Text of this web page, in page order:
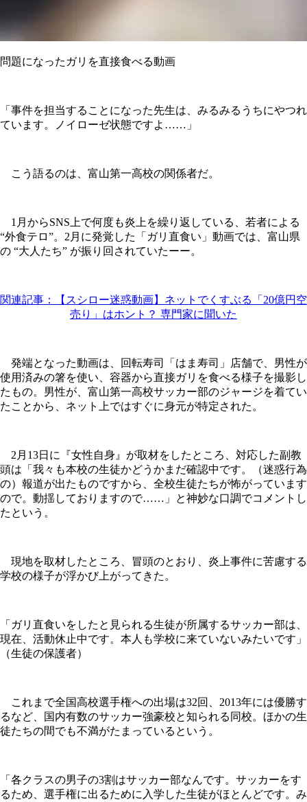
問題になったガリを直接食べる動画
「事件を担当することになった先生は、みるみるうちにやつれ
ています。ノイローゼ状態ですよ……」
こう語るのは、富山第一高校の関係者だ。
1月からSNS上で何度も炎上を繰り返している、若者による
“外食テロ”。2月に発覚した「ガリ直食い」動画では、富山県
の “大人たち” が振り回されていたーー。
関連記事：【スシロー迷惑動画】ネットでくすぶる「20億円空
売り」はホント？ 専門家に聞いた
発端となった動画は、回転寿司「はま寿司」店舗で、男性が
使用済みの箸を使い、容器から直接ガリを食べる様子を撮影し
たもの。男性が、富山第一高校サッカー部のジャージを着てい
たことから、ネット上ではすぐに身元が特定された。
2月13日に『女性自身』が取材をしたところ、対応した副教
頭は「我々も本校の生徒かどうかまだ確認中です。（迷惑行為
の）報道が出たものですから、全校生徒たちが怖がっています
ので。動揺しておりますので……」と神妙な口調でコメントし
たという。
現地を取材したところ、冒頭のとおり、炎上事件に苦慮する
学校の様子が浮かび上がってきた。
「ガリ直食いをしたと見られる生徒が所属するサッカー部は、
現在、活動休止中です。本人も学校に来ていないみたいです」
（生徒の保護者）
これまで全国高校選手権への出場は32回、2013年には優勝す
るなど、国内有数のサッカー強豪校と知られる同校。ほかの生
徒たちの間でも不満がたまっているという。
「各クラスの男子の3割はサッカー部なんです。サッカーをす
るため、選手権に出るために入学した生徒がほとんどです。み